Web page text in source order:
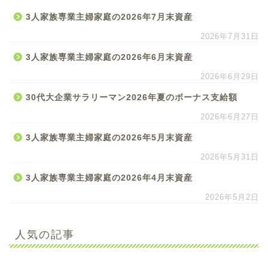
3人家族専業主婦家庭の2026年7月末資産
2026年7月31日
3人家族専業主婦家庭の2026年6月末資産
2026年6月29日
30代大企業サラリーマン2026年夏のボーナス支給額
2026年6月27日
3人家族専業主婦家庭の2026年5月末資産
2026年5月31日
3人家族専業主婦家庭の2026年4月末資産
2026年5月2日
人気の記事